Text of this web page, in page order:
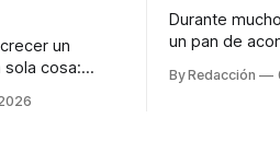
un
sola cosa:
marketing
Durante
un pan de
platillos
By Redacción